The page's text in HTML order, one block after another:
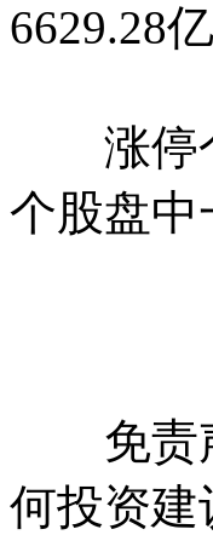
6629.28亿
涨停个
个股盘
免责声
何投资建